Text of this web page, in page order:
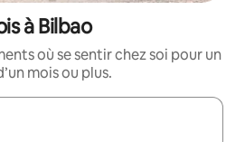
à Bilbao
où se sentir chez soi pour un
mois ou plus.
affichés, parcourez-les en utilisant